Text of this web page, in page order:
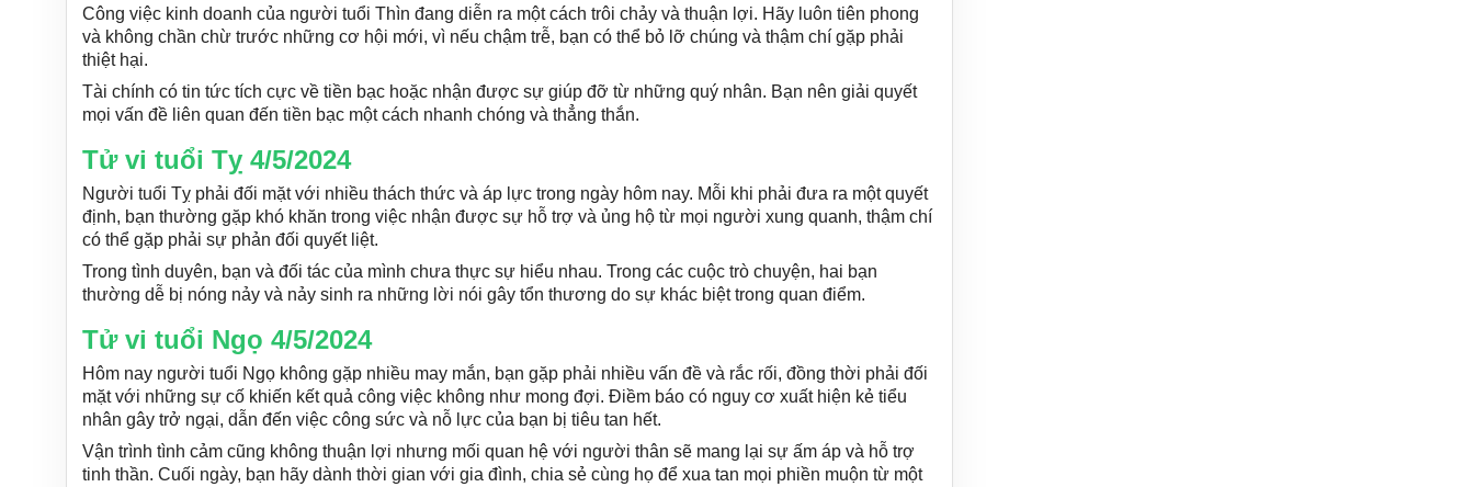
Công việc kinh doanh của người tuổi Thìn đang diễn ra một cách trôi chảy và thuận lợi. Hãy luôn tiên phong
và không chần chừ trước những cơ hội mới, vì nếu chậm trễ, bạn có thể bỏ lỡ chúng và thậm chí gặp phải
thiệt hại.
Tài chính có tin tức tích cực về tiền bạc hoặc nhận được sự giúp đỡ từ những quý nhân. Bạn nên giải quyết
mọi vấn đề liên quan đến tiền bạc một cách nhanh chóng và thẳng thắn.
Tử vi tuổi Tỵ 4/5/2024
Người tuổi Tỵ phải đối mặt với nhiều thách thức và áp lực trong ngày hôm nay. Mỗi khi phải đưa ra một quyết
định, bạn thường gặp khó khăn trong việc nhận được sự hỗ trợ và ủng hộ từ mọi người xung quanh, thậm chí
có thể gặp phải sự phản đối quyết liệt.
Trong tình duyên, bạn và đối tác của mình chưa thực sự hiểu nhau. Trong các cuộc trò chuyện, hai bạn
thường dễ bị nóng nảy và nảy sinh ra những lời nói gây tổn thương do sự khác biệt trong quan điểm.
Tử vi tuổi Ngọ 4/5/2024
Hôm nay người tuổi Ngọ không gặp nhiều may mắn, bạn gặp phải nhiều vấn đề và rắc rối, đồng thời phải đối
mặt với những sự cố khiến kết quả công việc không như mong đợi. Điềm báo có nguy cơ xuất hiện kẻ tiểu
nhân gây trở ngại, dẫn đến việc công sức và nỗ lực của bạn bị tiêu tan hết.
Vận trình tình cảm cũng không thuận lợi nhưng mối quan hệ với người thân sẽ mang lại sự ấm áp và hỗ trợ
tinh thần. Cuối ngày, bạn hãy dành thời gian với gia đình, chia sẻ cùng họ để xua tan mọi phiền muộn từ một